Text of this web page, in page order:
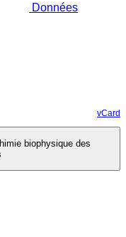
Données
vCard
biophysique des